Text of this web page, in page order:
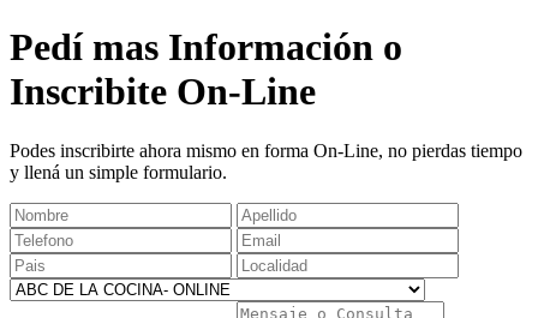
Pedí mas Información o
Inscribite On-Line
Podes inscribirte ahora mismo en forma On-Line, no pierdas tiempo
y llená un simple formulario.